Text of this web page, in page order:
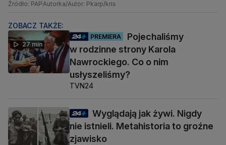
Źródło: PAPAutorka/Autor: Pkarp/kris
ZOBACZ TAKŻE:
27 min
PREMIERA
Pojechaliśmy
w rodzinne strony Karola
Nawrockiego. Co o nim
usłyszeliśmy?
TVN24
Wyglądają jak żywi. Nigdy
nie istnieli. Metahistoria to groźne
zjawisko